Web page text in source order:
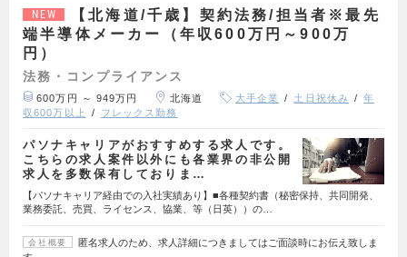
NEW
【北海道/千歳】契約法務/担当者※最先
端半導体メーカー（年収600万円～900万
円）
法務・コンプライアンス
600万円 ～ 949万円 北海道 大手企業 土日祝休み
年
収600万以上
フレックス勤務
パソナキャリアがおすすめする求人です。
こちらの求人案件以外にも各業界の非公開
求人を多数保有しておりま…
【パソナキャリア経由での入社実績あり】■各種契約書（秘密保持、共同開発、
業務委託、売買、ライセンス、協業、等（日英））の…
会社概要
匿名求人のため、求人詳細につきましてはご面談時にお伝え致しま